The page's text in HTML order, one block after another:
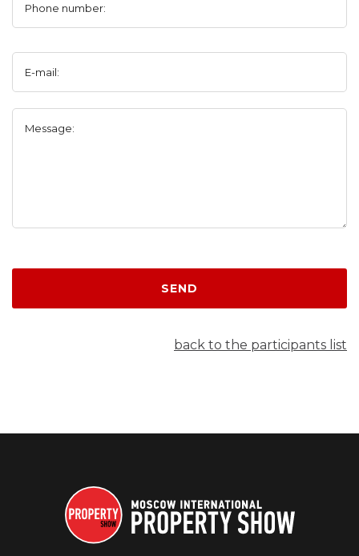
Phone number:
E-mail:
Message:
SEND
back to the participants list